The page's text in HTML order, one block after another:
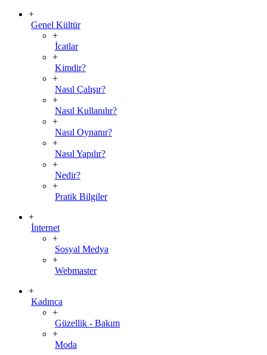
+
Genel Kültür
+
İcatlar
+
Kimdir?
+
Nasıl Çalışır?
+
Nasıl Kullanılır?
+
Nasıl Oynanır?
+
Nasıl Yapılır?
+
Nedir?
+
Pratik Bilgiler
+
İnternet
+
Sosyal Medya
+
Webmaster
+
Kadınca
+
Güzellik - Bakım
+
Moda